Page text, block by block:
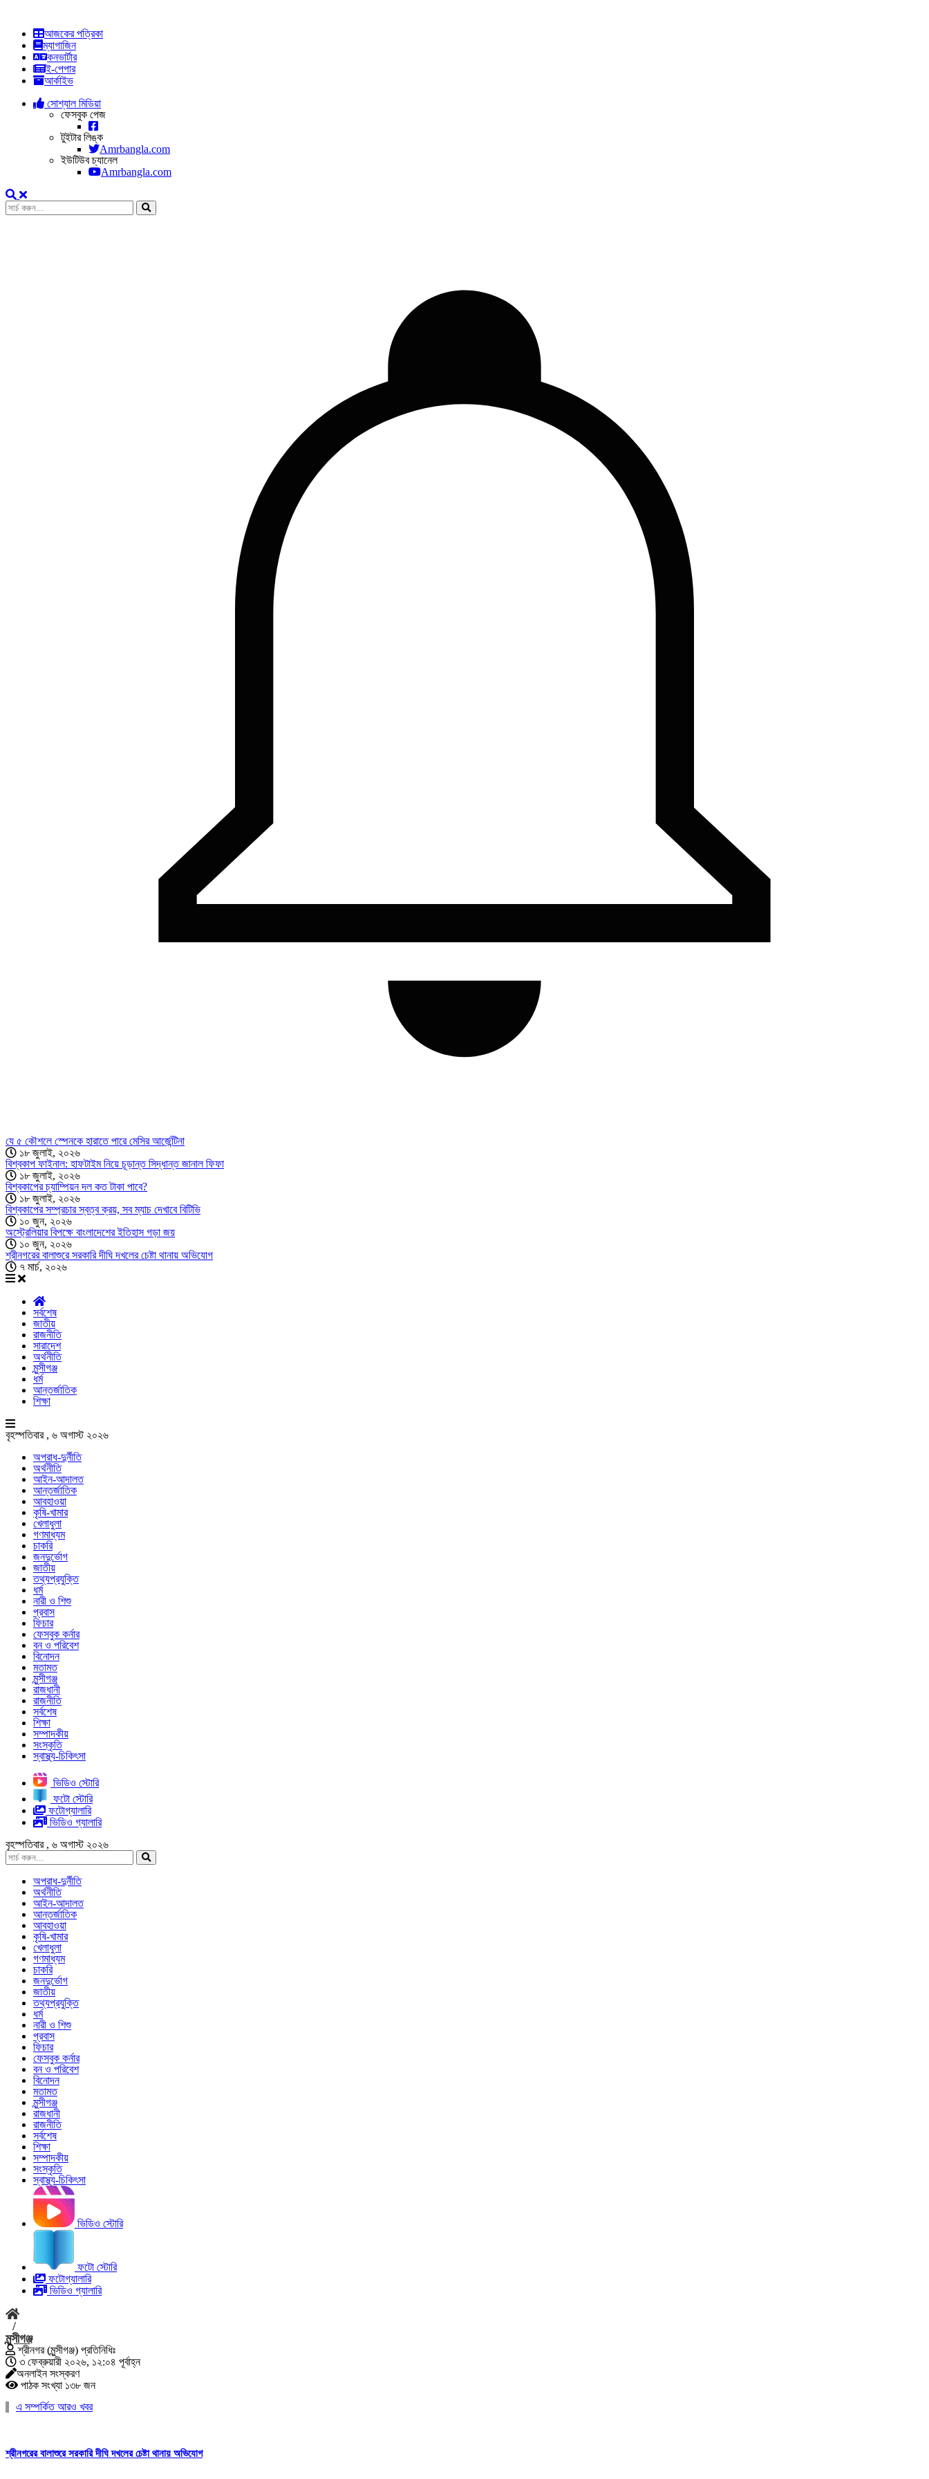
আজকের পত্রিকা
ম্যাগাজিন
কনভার্টার
ই-পেপার
আর্কাইভ
সোশ্যাল মিডিয়া
ফেসবুক পেজ
টুইটার লিঙ্ক
Amrbangla.com
ইউটিউব চ্যানেল
Amrbangla.com
যে ৫ কৌশলে স্পেনকে হারাতে পারে মেসির আর্জেন্টিনা
১৮ জুলাই, ২০২৬
বিশ্বকাপ ফাইনাল: হাফটাইম নিয়ে চূড়ান্ত সিদ্ধান্ত জানাল ফিফা
১৮ জুলাই, ২০২৬
বিশ্বকাপের চ্যাম্পিয়ন দল কত টাকা পাবে?
১৮ জুলাই, ২০২৬
বিশ্বকাপের সম্প্রচার স্বত্ব ক্রয়, সব ম্যাচ দেখাবে বিটিভি
১০ জুন, ২০২৬
অস্ট্রেলিয়ার বিপক্ষে বাংলাদেশের ইতিহাস গড়া জয়
১০ জুন, ২০২৬
শ্রীনগরের বালাশুরে সরকারি দীঘি দখলের চেষ্টা থানায় অভিযোগ
৭ মার্চ, ২০২৬
সর্বশেষ
জাতীয়
রাজনীতি
সারাদেশ
অর্থনীতি
মুন্সীগঞ্জ
ধর্ম
আন্তর্জাতিক
শিক্ষা
বৃহস্পতিবার , ৬ অগাস্ট ২০২৬
অপরাধ-দুর্নীতি
অর্থনীতি
আইন-আদালত
আন্তর্জাতিক
আবহাওয়া
কৃষি-খামার
খেলাধুলা
গণমাধ্যম
চাকরি
জনদুর্ভোগ
জাতীয়
তথ্যপ্রযুক্তি
ধর্ম
নারী ও শিশু
প্রবাস
ফিচার
ফেসবুক কর্নার
বন ও পরিবেশ
বিনোদন
মতামত
মুন্সীগঞ্জ
রাজধানী
রাজনীতি
সর্বশেষ
শিক্ষা
সম্পাদকীয়
সংস্কৃতি
স্বাস্থ্য-চিকিৎসা
ভিডিও স্টোরি
ফটো স্টোরি
ফটোগ্যালারি
ভিডিও গ্যালারি
বৃহস্পতিবার , ৬ অগাস্ট ২০২৬
অপরাধ-দুর্নীতি
অর্থনীতি
আইন-আদালত
আন্তর্জাতিক
আবহাওয়া
কৃষি-খামার
খেলাধুলা
গণমাধ্যম
চাকরি
জনদুর্ভোগ
জাতীয়
তথ্যপ্রযুক্তি
ধর্ম
নারী ও শিশু
প্রবাস
ফিচার
ফেসবুক কর্নার
বন ও পরিবেশ
বিনোদন
মতামত
মুন্সীগঞ্জ
রাজধানী
রাজনীতি
সর্বশেষ
শিক্ষা
সম্পাদকীয়
সংস্কৃতি
স্বাস্থ্য-চিকিৎসা
ভিডিও স্টোরি
ফটো স্টোরি
ফটোগ্যালারি
ভিডিও গ্যালারি
/
মুন্সীগঞ্জ
শ্রীনগর (মুন্সীগঞ্জ) প্রতিনিধিঃ
৩ ফেব্রুয়ারী ২০২৬, ১২:০৪ পূর্বাহ্ন
অনলাইন সংস্করণ
পাঠক সংখ্যা ১৩৮ জন
এ সম্পর্কিত আরও খবর
শ্রীনগরের বালাশুরে সরকারি দীঘি দখলের চেষ্টা থানায় অভিযোগ